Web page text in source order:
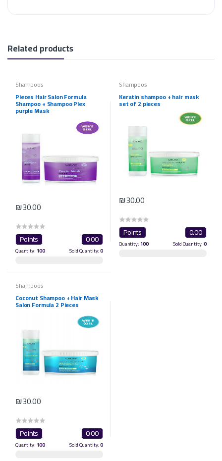
Related products
Shampoos
Pieces Hair Salon Formula
Shampoo + Shampoo Plex
purple Mask
₪30.00
Points 0.00
Quantity:100 Sold Quantity:0
Shampoos
Keratin shampoo + hair mask
set of 2 pieces
₪30.00
Points 0.00
Quantity:100 Sold Quantity:0
Shampoos
Coconut Shampoo + Hair Mask
Salon Formula 2 Pieces
₪30.00
Points 0.00
Quantity:100 Sold Quantity:0